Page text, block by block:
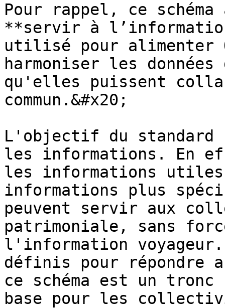
Pour rappel, ce
**servir à
utilisé pour alimenter
harmoniser les
qu'elles puissent
commun.&#x20;
L'objectif du standard
les informations. En
les informations
informations plus
peuvent servir aux
patrimoniale, sans
l'information voyageur.
définis pour répondre
ce schéma est un
base pour les